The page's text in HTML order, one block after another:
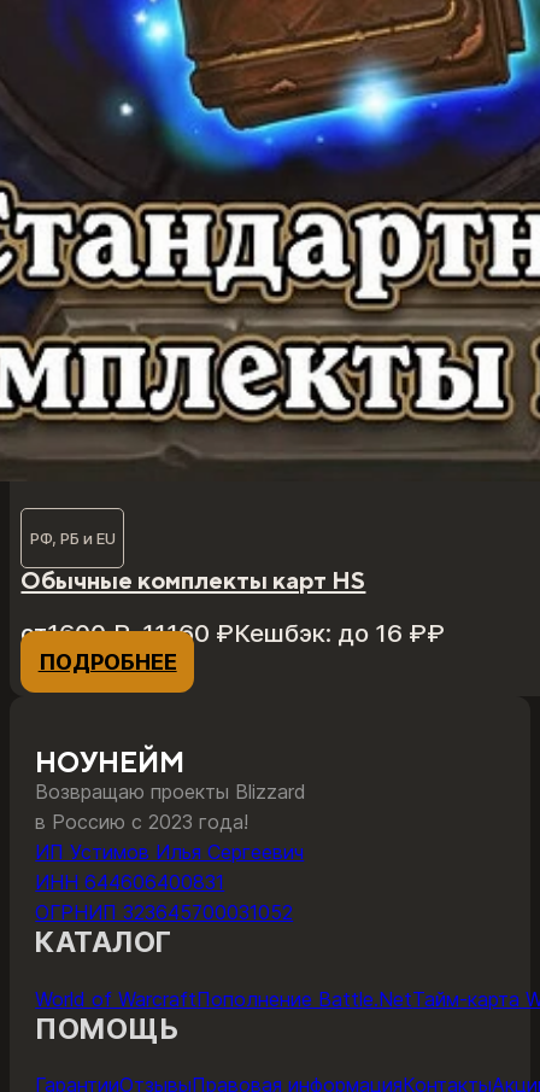
РФ, РБ и EU
Обычные комплекты карт HS
от1600₽–11160 ₽
Диапазон
цен:
1600 ₽
11160 ₽
Кешбэк: до 16 ₽₽
ПОДРОБНЕЕ
товар
вариаций.
Опции
можно
выбрать
на
НОУНЕЙМ
Возвращаю проекты Blizzard
в Россию с 2023 года!
ИП Устимов Илья Сергеевич
ИНН 644606400831
ОГРНИП 323645700031052
КАТАЛОГ
World of WarcraftПополнение Battle.NetТайм-карта
ПОМОЩЬ
ГарантииОтзывыПравовая информацияКонтакты